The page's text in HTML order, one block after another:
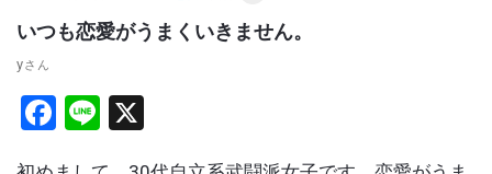
コ
ロ
ノ
マ
ル
いつも恋愛がうまくいきません。
y
F
Li